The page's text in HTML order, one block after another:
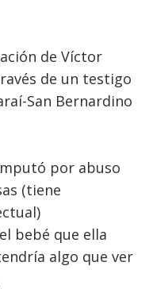
de Víctor
de un testigo
San Bernardino
por abuso
(tiene
bebé que ella
algo que ver